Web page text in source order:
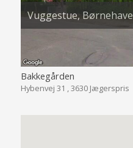
Vuggestue, Børnehave
Bakkegården
Hybenvej 31 , 3630 Jægerspris